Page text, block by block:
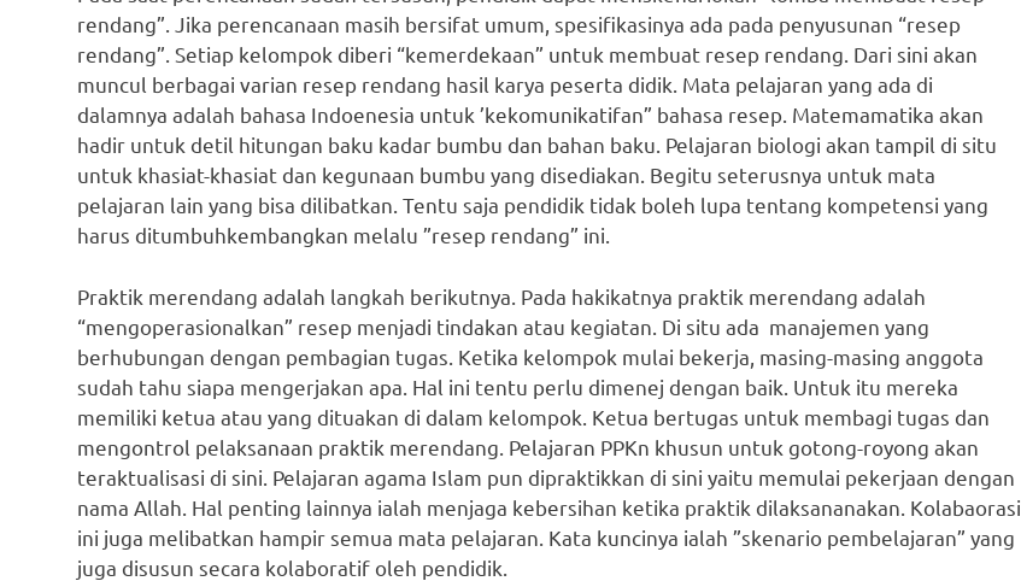
rendang”. Jika perencanaan masih bersifat umum, spesifikasinya ada pada penyusunan “resep
rendang”. Setiap kelompok diberi “kemerdekaan” untuk membuat resep rendang. Dari sini akan
muncul berbagai varian resep rendang hasil karya peserta didik. Mata pelajaran yang ada di
dalamnya adalah bahasa Indoenesia untuk ’kekomunikatifan” bahasa resep. Matemamatika akan
hadir untuk detil hitungan baku kadar bumbu dan bahan baku. Pelajaran biologi akan tampil di situ
untuk khasiat-khasiat dan kegunaan bumbu yang disediakan. Begitu seterusnya untuk mata
pelajaran lain yang bisa dilibatkan. Tentu saja pendidik tidak boleh lupa tentang kompetensi yang
harus ditumbuhkembangkan melalu ”resep rendang” ini.
Praktik merendang adalah langkah berikutnya. Pada hakikatnya praktik merendang adalah
“mengoperasionalkan” resep menjadi tindakan atau kegiatan. Di situ ada manajemen yang
berhubungan dengan pembagian tugas. Ketika kelompok mulai bekerja, masing-masing anggota
sudah tahu siapa mengerjakan apa. Hal ini tentu perlu dimenej dengan baik. Untuk itu mereka
memiliki ketua atau yang dituakan di dalam kelompok. Ketua bertugas untuk membagi tugas dan
mengontrol pelaksanaan praktik merendang. Pelajaran PPKn khusun untuk gotong-royong akan
teraktualisasi di sini. Pelajaran agama Islam pun dipraktikkan di sini yaitu memulai pekerjaan dengan
nama Allah. Hal penting lainnya ialah menjaga kebersihan ketika praktik dilaksananakan. Kolabaorasi
ini juga melibatkan hampir semua mata pelajaran. Kata kuncinya ialah ”skenario pembelajaran” yang
juga disusun secara kolaboratif oleh pendidik.